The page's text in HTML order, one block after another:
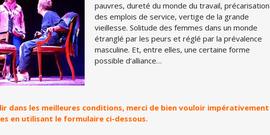
pauvres, dureté du monde du travail, précarisation
des emplois de service, vertige de la grande
vieillesse. Solitude des femmes dans un monde
étranglé par les peurs et réglé par la prévalence
masculine. Et, entre elles, une certaine forme
possible d‘alliance…
dans les meilleures conditions, merci de bien vouloir impérativement
en utilisant le formulaire ci-dessous.